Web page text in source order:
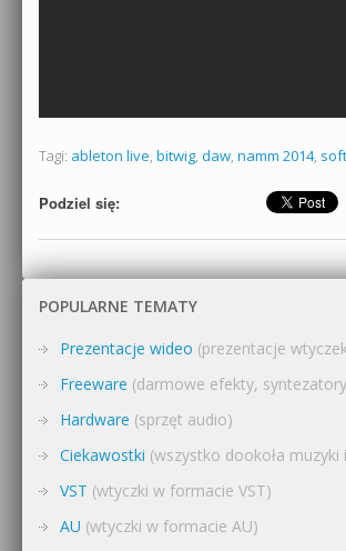
Tagi: ableton live, bitwig, daw, namm 2014,
Podziel się:
POPULARNE TEMATY
Prezentacje wideo (prezentacje
Freeware (darmowe efekty,
Hardware (sprzęt audio)
Ciekawostki (wszystko dookoła muzyki
VST (wtyczki w formacie VST)
AU (wtyczki w formacie AU)